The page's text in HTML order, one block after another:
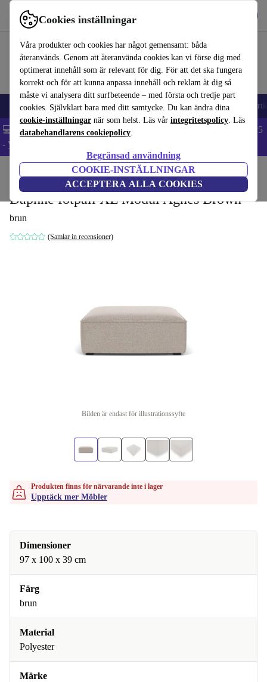
Cookies inställningar
Våra produkter och cookies har något gemensamt: båda
återanvänds. Genom att återanvända cookies kan vi förse dig med
optimerat innehåll som är relevant för dig. För att det ska fungera
korrekt och för att kunna anpassa innehåll och reklam åt dig så
måste vi analysera ditt surfbeteende – med första och tredje part
cookies. Självklart bara med ditt samtycke. Du kan ändra dina
cookie-inställningar när som helst. Läs vår integritetspolicy. Läs
databehandlarens cookiepolicy.
Begränsad användning
COOKIE-INSTÄLLNINGAR
ACCEPTERA ALLA COOKIES
Använd refurbed snabbt och enkelt
🎒 Back to school Mobiltelefoner Bärbara datorer Surfplattor
💻 Extra 5% rabatt på alla MacBooks och laptops - Code: LAPTOP5
- Villkor
Hushåll Möbler
Daphne fotpall XL Modul Agnes Brown
brun
(Samlar in recensioner)
Bilden är endast för illustrationssyfte
Produkten finns för närvarande inte i lager
Upptäck mer Möbler
Dimensioner
97 x 100 x 39 cm
Färg
brun
Material
Polyester
Märke